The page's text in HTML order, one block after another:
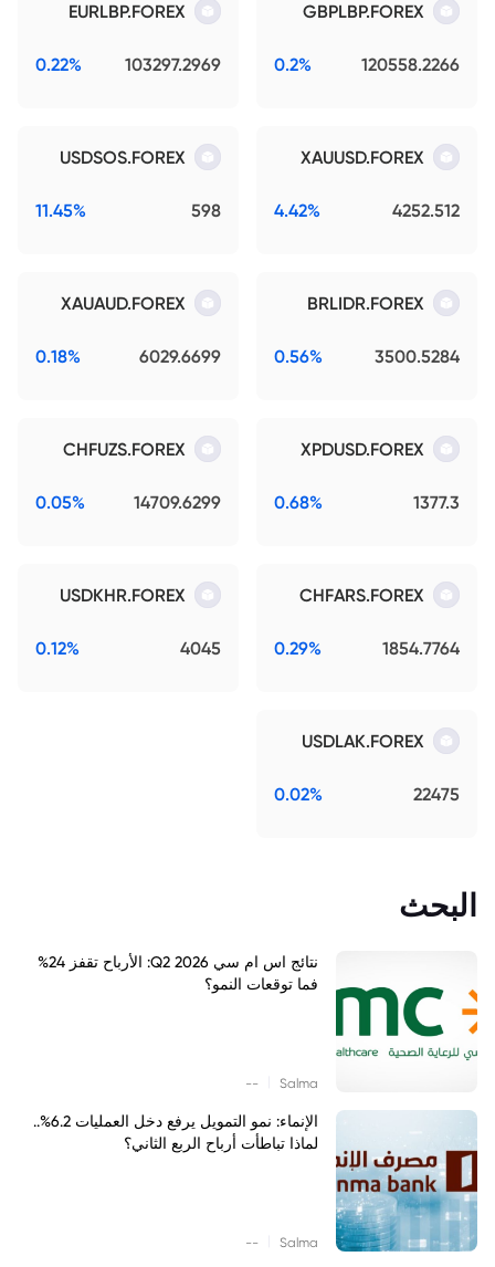
GBPLBP.FOREX
120558.2266
0.2%
EURLBP.FOREX
103297.2969
0.22%
XAUUSD.FOREX
4252.512
4.42%
USDSOS.FOREX
598
11.45%
BRLIDR.FOREX
3500.5284
0.56%
XAUAUD.FOREX
6029.6699
0.18%
XPDUSD.FOREX
1377.3
0.68%
CHFUZS.FOREX
14709.6299
0.05%
CHFARS.FOREX
1854.7764
0.29%
USDKHR.FOREX
4045
0.12%
USDLAK.FOREX
22475
0.02%
البحث
نتائج اس ام سي Q2 2026: الأرباح تقفز 24%
فما توقعات النمو؟
Salma
--
الإنماء: نمو التمويل يرفع دخل العمليات 6.2%..
لماذا تباطأت أرباح الربع الثاني؟
Salma
--